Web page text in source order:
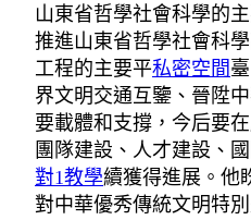
山東省哲學社會科學的
推進山東省哲學社會科
工程的主要平私密空間
界文明交通互鑒、晉陞
要載體和支撐，今后要
團隊建設、人才建設、
對1教學續獲得進展。他
對中華優秀傳統文明特